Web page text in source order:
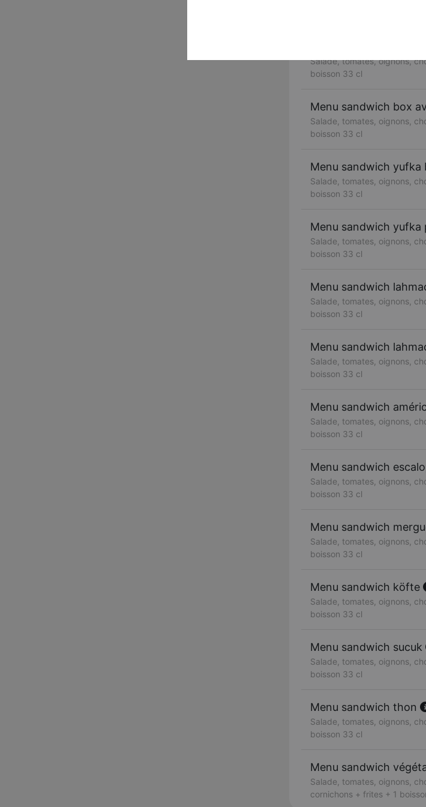
Salade, tomates, oignons,
boisson 33 cl
Menu sandwich box
Salade, tomates, oignons,
boisson 33 cl
Menu sandwich yufka
Salade, tomates, oignons,
boisson 33 cl
Menu sandwich yufka
Salade, tomates, oignons,
boisson 33 cl
Menu sandwich
Salade, tomates, oignons,
boisson 33 cl
Menu sandwich
Salade, tomates, oignons,
boisson 33 cl
Menu sandwich
Salade, tomates, oignons,
boisson 33 cl
Menu sandwich
Salade, tomates, oignons,
boisson 33 cl
Menu sandwich
Salade, tomates, oignons,
boisson 33 cl
Menu sandwich köfte
Salade, tomates, oignons,
boisson 33 cl
Menu sandwich sucuk
Salade, tomates, oignons,
boisson 33 cl
Menu sandwich thon
Salade, tomates, oignons,
boisson 33 cl
Menu sandwich
Salade, tomates, oignons,
cornichons + frites + 1